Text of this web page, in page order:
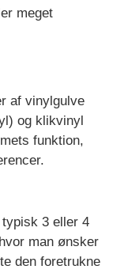
meget
af vinylgulve
og klikvinyl
funktion,
3 eller 4
man ønsker
den foretrukne